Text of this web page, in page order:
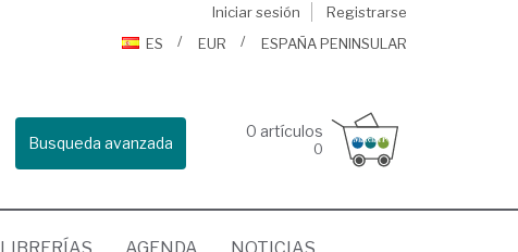
Iniciar sesión
Registrarse
ES
EUR ESPAÑA PENINSULAR
Busqueda avanzada
0 artículos
0